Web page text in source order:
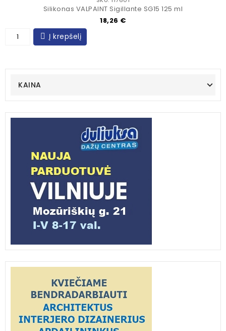
KAINA
Silikonas VALPAINT Sigillante SG15 125 ml
Kaina
18,26 €
Į krepšelį